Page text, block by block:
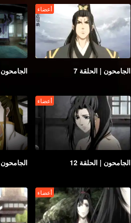
أعضاء
الجامحون | الحلقة 7 الجامحون
أعضاء
الجامحون | الحلقة 12 الجامحون |
أعضاء